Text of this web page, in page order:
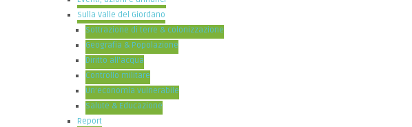
Sulla Valle del Giordano
Sottrazione di terre & colonizzazione
Geografia & Popolazione
Diritto all’acqua
Controllo militare
Un’economia vulnerabile
Salute & Educazione
Report